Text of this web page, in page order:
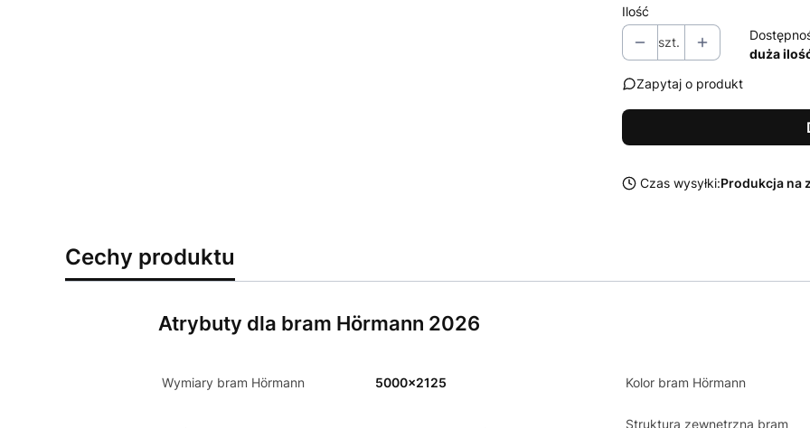
Ilość
szt.
duża
Zapytaj o produkt
Czas wysyłki:Produkcja na
Cechy produktu
Atrybuty dla bram Hörmann 2026
Wymiary bram Hörmann 5000x2125 Kolor bram Hörmann
Struktura zewnętrzna bram